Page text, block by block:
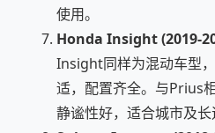
使用。
Honda Insight (2019-
Insight同样为混动车型
适，配置齐全。与Prius
静谧性好，适合城市及长